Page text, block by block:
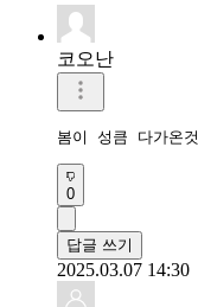
코오난
0
답글 쓰기
2025.03.07 14:30